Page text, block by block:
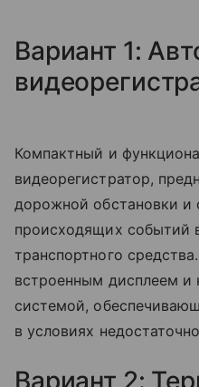
Вариант 1:
Компактный и
видеорегистратор,
дорожной обстановки и
происходящих событий
транспортного
встроенным дисплеем и
системой,
в условиях